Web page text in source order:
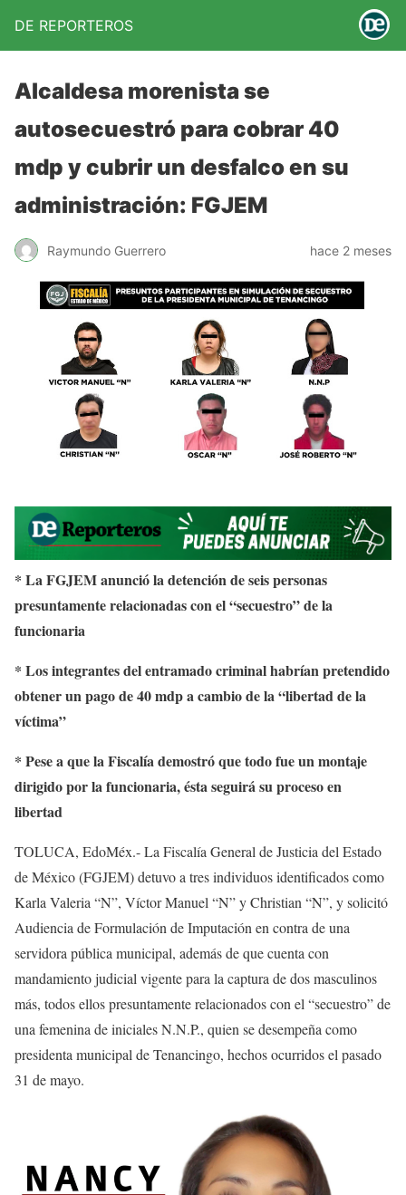
DE REPORTEROS
Alcaldesa morenista se
autosecuestró para cobrar 40
mdp y cubrir un desfalco en su
administración: FGJEM
Raymundo Guerrero hace 2 meses
* La FGJEM anunció la detención de seis personas
presuntamente relacionadas con el “secuestro” de la
funcionaria
* Los integrantes del entramado criminal habrían pretendido
obtener un pago de 40 mdp a cambio de la “libertad de la
víctima”
* Pese a que la Fiscalía demostró que todo fue un montaje
dirigido por la funcionaria, ésta seguirá su proceso en
libertad
TOLUCA, EdoMéx.- La Fiscalía General de Justicia del Estado
de México (FGJEM) detuvo a tres individuos identificados como
Karla Valeria “N”, Víctor Manuel “N” y Christian “N”, y solicitó
Audiencia de Formulación de Imputación en contra de una
servidora pública municipal, además de que cuenta con
mandamiento judicial vigente para la captura de dos masculinos
más, todos ellos presuntamente relacionados con el “secuestro” de
una femenina de iniciales N.N.P., quien se desempeña como
presidenta municipal de Tenancingo, hechos ocurridos el pasado
31 de mayo.